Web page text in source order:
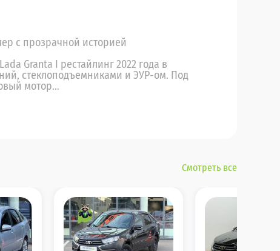
с прозрачной историей
Granta I рестайлинг 2022 года в
стеклоподъемниками и ЭУР-ом. Под
мотор...
Смотреть все